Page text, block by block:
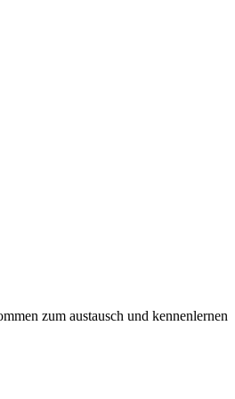
zum austausch und kennenlernen